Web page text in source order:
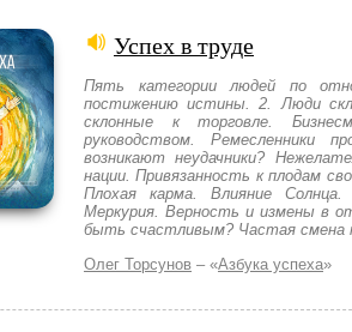
Успех в труде
Пять категории людей по
постижению истины. 2. Люди
склонные к торговле.
руководством. Ремесленники
возникают неудачники?
нации. Привязанность к плодам
Плохая карма. Влияние
Меркурия. Верность и измены в
быть счастливым? Частая смена
Олег Торсунов – «Азбука успеха»